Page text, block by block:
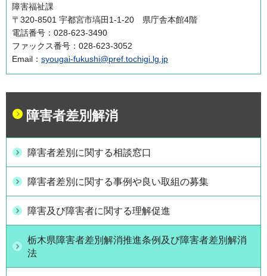
障害福祉課
〒320-8501 宇都宮市塙田1-1-20 県庁舎本館4階
電話番号：028-623-3490
ファックス番号：028-623-3052
Email： syougai-fukushi@pref.tochigi.lg.jp
障害者差別解消
障害者差別に関する相談窓口
障害者差別に関する事例や良い取組の募集
障害及び障害者に関する理解促進
栃木県障害者差別解消推進条例及び障害者差別解消
法